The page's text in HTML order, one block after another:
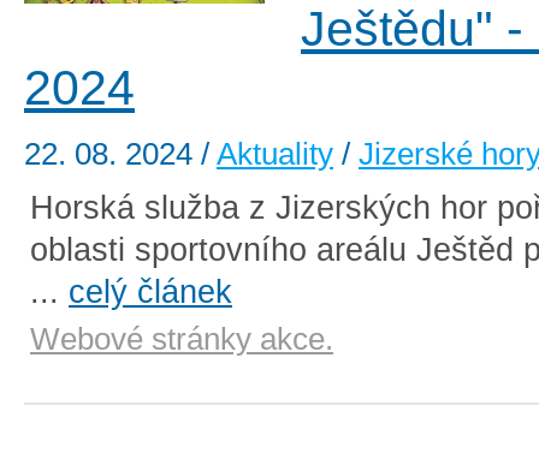
Ještědu" -
2024
22. 08. 2024 / Aktuality / Jizerské
Horská služba z Jizerských hor
oblasti sportovního areálu Ještěd
... celý článek
Webové stránky akce.